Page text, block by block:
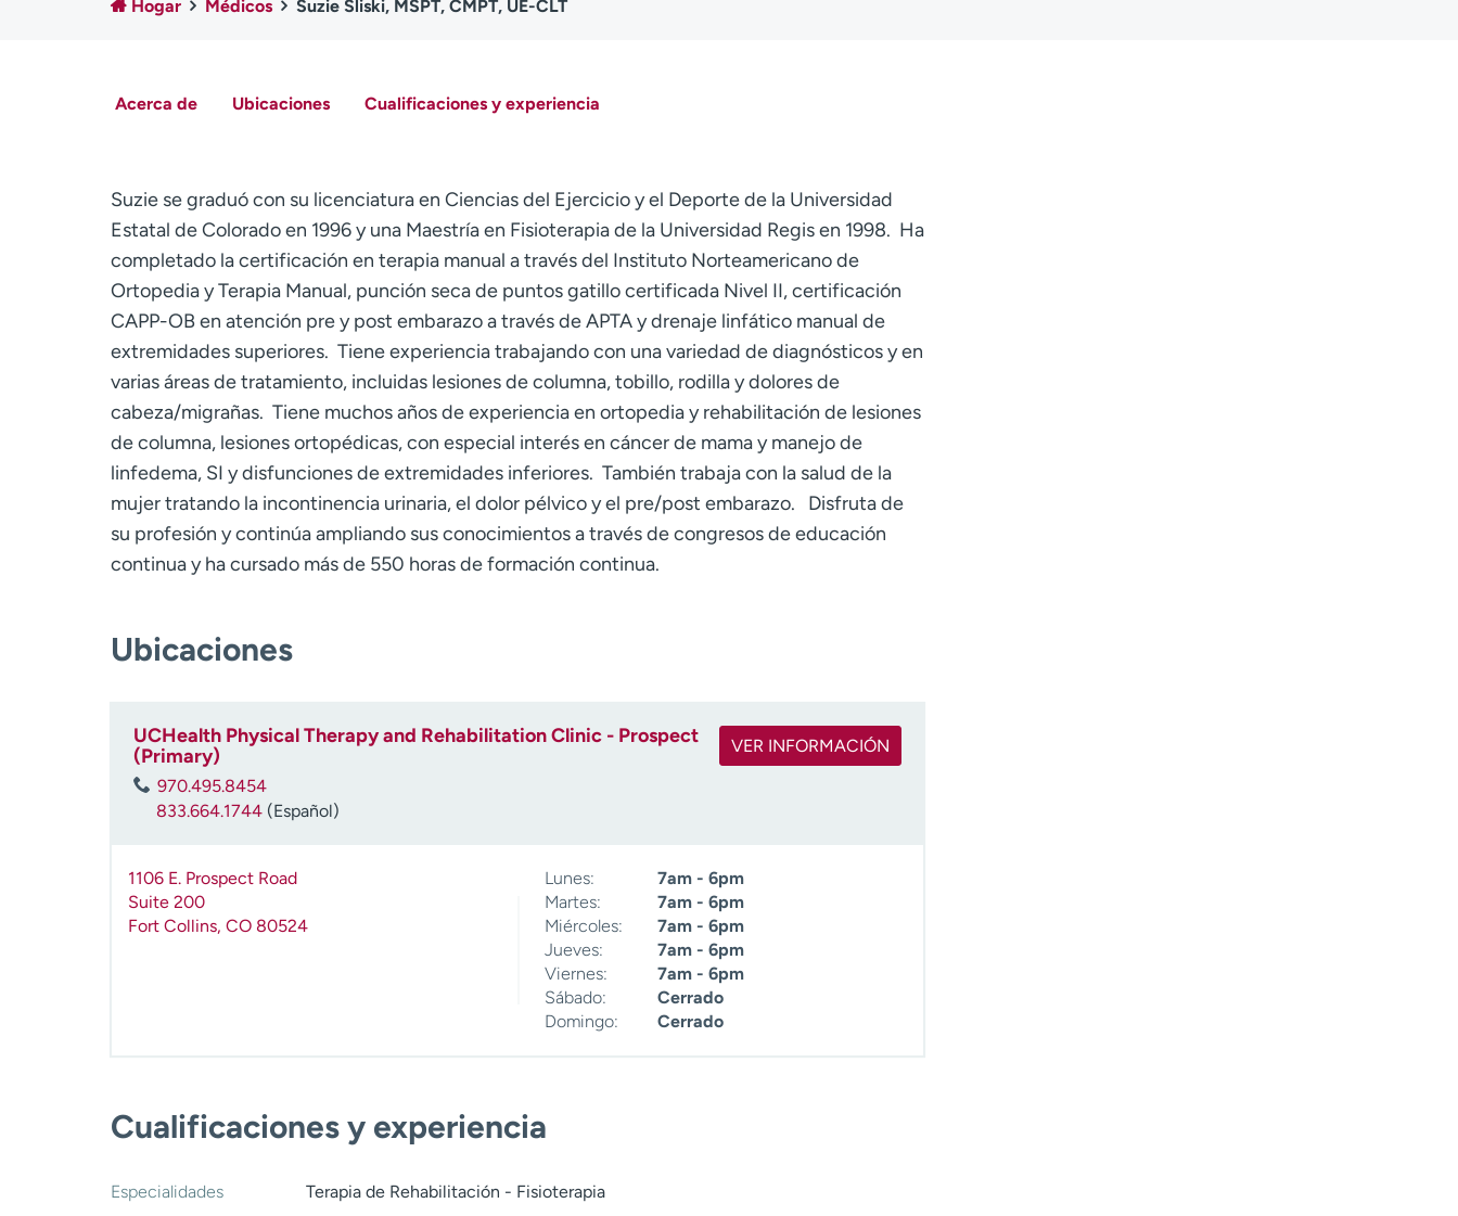
Hogar Médicos Suzie Sliski, MSPT, CMPT, UE-CLT
Acerca de Ubicaciones Cualificaciones y experiencia
Suzie se graduó con su licenciatura en Ciencias del Ejercicio y el Deporte de la Universidad
Estatal de Colorado en 1996 y una Maestría en Fisioterapia de la Universidad Regis en 1998. Ha
completado la certificación en terapia manual a través del Instituto Norteamericano de
Ortopedia y Terapia Manual, punción seca de puntos gatillo certificada Nivel II, certificación
CAPP-OB en atención pre y post embarazo a través de APTA y drenaje linfático manual de
extremidades superiores. Tiene experiencia trabajando con una variedad de diagnósticos y en
varias áreas de tratamiento, incluidas lesiones de columna, tobillo, rodilla y dolores de
cabeza/migrañas. Tiene muchos años de experiencia en ortopedia y rehabilitación de lesiones
de columna, lesiones ortopédicas, con especial interés en cáncer de mama y manejo de
linfedema, SI y disfunciones de extremidades inferiores. También trabaja con la salud de la
mujer tratando la incontinencia urinaria, el dolor pélvico y el pre/post embarazo. Disfruta de
su profesión y continúa ampliando sus conocimientos a través de congresos de educación
continua y ha cursado más de 550 horas de formación continua.
Ubicaciones
UCHealth Physical Therapy and Rehabilitation Clinic - Prospect
(Primary)
970.495.8454
833.664.1744 (Español)
VER INFORMACIÓN
1106 E. Prospect Road
Suite 200
Fort Collins, CO 80524
Lunes:
7am - 6pm
Martes:
7am - 6pm
Miércoles:
7am - 6pm
Jueves:
7am - 6pm
Viernes:
7am - 6pm
Sábado:
Cerrado
Domingo:
Cerrado
Cualificaciones y experiencia
Especialidades Terapia de Rehabilitación - Fisioterapia